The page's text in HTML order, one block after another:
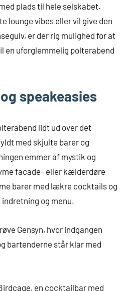
plads til hele selskabet.
lounge vibes eller vil give den
er der rig mulighed for at
en uforglemmelig polterabend
speakeasies
lidt ud over det
med skjulte barer og
emmer af mystik og
facade- eller kælderdøre
barer med lækre cocktails og
og menu.
Gensyn, hvor indgangen
bartenderne står klar med
en cocktailbar med